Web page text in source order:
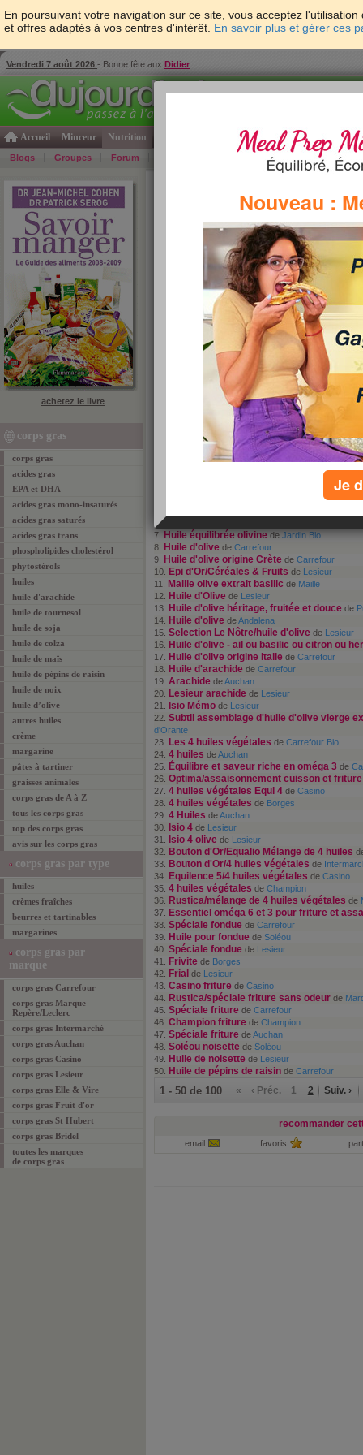
En poursuivant votre navigation sur ce site, vous acceptez
et offres adaptés à vos centres d'intérêt. En savoir plus et gérer ces
Vendredi 7 août 2026 - Bonne fête aux Didier
Accueil Minceur Nutrition Psycho & tests Forme & santé
Blogs Groupes Forum Bons Plans
achetez le livre
corps gras
corps gras
acides gras
EPA et DHA
acides gras mono-insaturés
acides gras saturés
acides gras trans
phospholipides cholestérol
phytostérols
huiles
huile d'arachide
huile de tournesol
huile de soja
huile de colza
huile de maïs
huile de pépins de raisin
huile de noix
huile d’olive
autres huiles
crème
margarine
pâtes à tartiner
graisses animales
corps gras de A à Z
tous les corps gras
top des corps gras
avis sur les corps gras
corps gras par type
huiles
crèmes fraîches
beurres et tartinables
margarines
corps gras par
marque
corps gras Carrefour
corps gras Marque
Repère/Leclerc
corps gras Intermarché
corps gras Auchan
corps gras Casino
corps gras Lesieur
corps gras Elle & Vire
corps gras Fruit d'or
corps gras St Hubert
corps gras Bridel
toutes les marques
de corps gras
top des corps gras
Retrouvez ci-dessous la liste complète des corps
pour obtenir plus d'informations.
»
tous les corps gras par ordre alphabétique :
G H I J K L
1 - 50 de 100 « ‹ Préc. 1 2 Suiv. ›
deAuchan
Intermarché
Marque Repère / Leclerc
6.
7.
Huile équilibrée olivine de Jardin Bio
8.
Huile d'olive de Carrefour
9.
Huile d'olive origine Crète de Carrefour
10.
Epi d'Or/Céréales & Fruits de Lesieur
11.
Maille olive extrait basilic de Maille
12.
Huile d'Olive de Lesieur
13.
Huile d'olive héritage, fruitée et douce de
14.
Huile d'olive deAndalena
15. Selection Le Nôtre/huile d'olive de Lesieur
16.
Huile d'olive - ail ou basilic ou citron ou
17. Huile d'olive origine Italie de Carrefour
18.
Huile d'arachide de Carrefour
19. Arachide deAuchan
20.
Lesieur arachide de Lesieur
21.
Isio Mémo de Lesieur
22. Subtil assemblage d'huile d'olive vierge
d'Orante
23.
Les 4 huiles végétales de Carrefour Bio
24. 4 huiles deAuchan
25.
Équilibre et saveur riche en oméga 3 de
26. Optima/assaisonnement cuisson et friture
27. 4 huiles végétales Equi 4 de Casino
28. 4 huiles végétales de Borges
29. 4 Huiles deAuchan
30.
Isio 4 de Lesieur
31.
Isio 4 olive de Lesieur
32.
Bouton d'Or/Equalio Mélange de 4 huiles
33.
Bouton d'Or/4 huiles végétales de
34.
Equilence 5/4 huiles végétales de Casino
35. 4 huiles végétales de Champion
36.
Rustica/mélange de 4 huiles végétales de
37.
Essentiel oméga 6 et 3 pour friture et
38. Spéciale fondue de Carrefour
39.
Huile pour fondue de Soléou
40. Spéciale fondue de Lesieur
41.
Frivite de Borges
42.
Frial de Lesieur
43. Casino friture de Casino
44.
Rustica/spéciale friture sans odeur de
45. Spéciale friture de Carrefour
46. Champion friture de Champion
47. Spéciale friture deAuchan
48. Soléou noisette de Soléou
49.
Huile de noisette de Lesieur
50.
Huile de pépins de raisin de Carrefour
1 - 50 de 100 « ‹ Préc. 1 2 Suiv. ›
recommander
email favoris
Nouveau :
Je